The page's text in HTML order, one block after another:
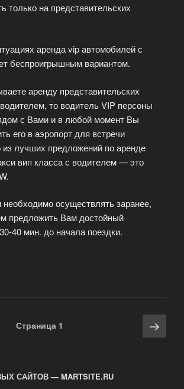
только на представительских
аренда vip автомобилей с
беспроигрышным вариантом.
аренду представительских
то водитель VIP персоны
с Вами и в любой момент Вы
его в аэропорт для встречи
лучших предложений по аренде
вип класса с водителем — это
необходимо осуществлять заранее,
предложить Вам достойный
40 мин. до начала поездки.
Страница 1
САЙТОВ — MARTSITE.RU